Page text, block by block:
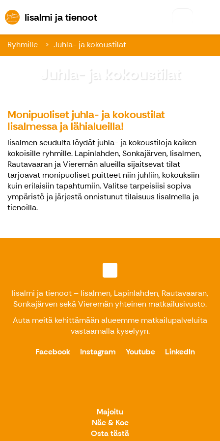
Iisalmi ja tienootIisalmi ja tienoot
Ryhmille Juhla- ja kokoustilat
Juhla- ja kokoustilat
Monipuoliset juhla- ja kokoustilat
Iisalmessa ja lähialueilla!
Iisalmen seudulta löydät juhla- ja kokoustiloja kaiken
kokoisille ryhmille. Lapinlahden, Sonkajärven, Iisalmen,
Rautavaaran ja Vieremän alueilla sijaitsevat tilat
tarjoavat monipuoliset puitteet niin juhliin, kokouksiin
kuin erilaisiin tapahtumiin. Valitse tarpeisiisi sopiva
ympäristö ja järjestä onnistunut tilaisuus Iisalmella ja
tienoilla.
Iisalmi ja tienoot – Iisalmen, Lapinlahden, Rautavaaran,
Sonkajärven sekä Vieremän yhteinen matkailusivusto.
Auta meitä kehittämään alueemme matkailupalveluita
vastaamalla kyselyyn.
Facebook
Instagram Youtube LinkedIn
Majoitu
Näe & Koe
Osta tästä